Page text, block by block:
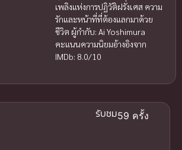
เพลิงแห่งการปฏิวัติฝรั่งเศส ความ
รักและหน้าที่ที่ต้องแลกมาด้วย
ชีวิต ผู้กำกับ: Ai Yoshimura
คะแนนความนิยมอ้างอิงจาก
IMDb: 8.0/10
รับชม59 ครั้ง